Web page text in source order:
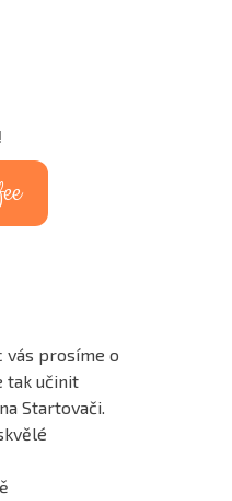
vás prosíme o
tak učinit
Startovači.